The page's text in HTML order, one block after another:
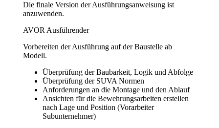
Die finale Version der Ausführungsanweisung ist
anzuwenden.
AVOR Ausführender
Vorbereiten der Ausführung auf der Baustelle ab
Modell.
Überprüfung der Baubarkeit, Logik und Abfolge
Überprüfung der SUVA Normen
Anforderungen an die Montage und den Ablauf
Ansichten für die Bewehrungsarbeiten erstellen
nach Lage und Position (Vorarbeiter
Subunternehmer)